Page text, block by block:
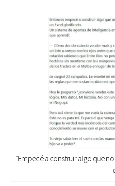
"Empecé a construir algo que